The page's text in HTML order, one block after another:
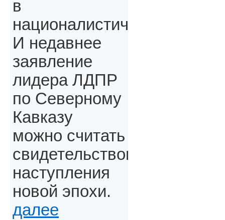
в
националистическое.
И недавнее
заявление
лидера ЛДПР
по Северному
Кавказу
можно считать
свидетельством
наступления
новой эпохи.
далее